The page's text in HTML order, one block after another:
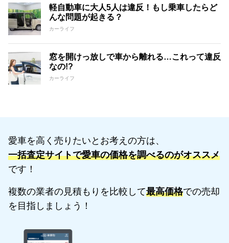
軽自動車に大人5人は違反！もし乗車したらど
んな問題が起きる？
カーライフ
窓を開けっ放しで車から離れる…これって違反
なの!?
カーライフ
愛車を高く売りたいとお考えの方は、
一括査定サイトで愛車の価格を調べるのがオススメ
です！
複数の業者の見積もりを比較して最高価格での売却
を目指しましょう！